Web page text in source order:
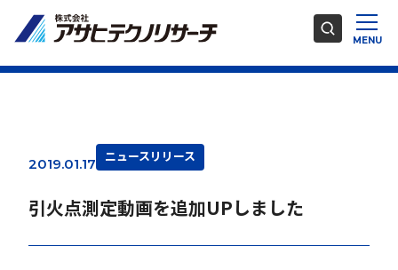
2019.01.17 ニュースリリース
引火点測定動画を追加UPしました